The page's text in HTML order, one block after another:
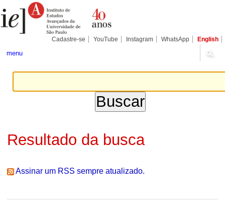
para
conteúdo.
Pessoais
Cadastre-se YouTube Instagram WhatsApp English
menu
Resultado da busca
Assinar um RSS sempre atualizado.